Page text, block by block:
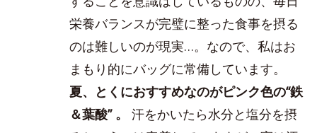
栄養バランスが完璧に整った食事を摂る
のは難しいのが現実…。なので、私はお
まもり的にバッグに常備しています。
夏、とくにおすすめなのがピンク色の“鉄
＆葉酸” 。汗をかいたら水分と塩分を摂